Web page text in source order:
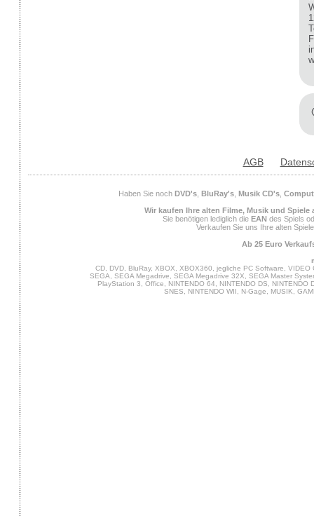
AGB
Haben Sie noch DVD's, BluRay's, Musik CD's,
Wir kaufen Ihre alten Filme, Musik und Spiele
Sie benötigen lediglich die EAN des Spiels
Verkaufen Sie uns Ihre alten
Ab 25 Euro
CD, DVD, BluRay, XBOX, XBOX360, jegliche PC Software,
SEGA, SEGA Megadrive, SEGA Megadrive 32X, SEGA Master
PlayStation 3, Office, NINTENDO 64, NINTENDO DS,
SNES, NINTENDO WII, N-Gage, MUSIK,